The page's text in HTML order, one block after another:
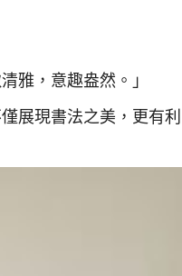
雅，意趣盎然。」
展現書法之美，更有利